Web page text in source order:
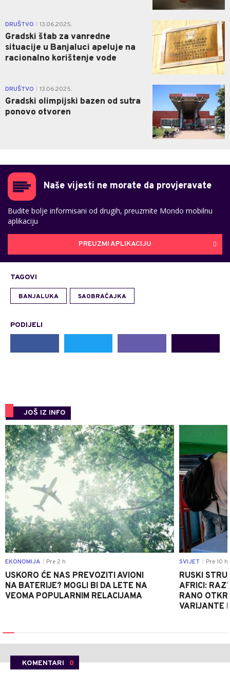
DRUŠTVO 13.06.2025.
Gradski štab za vanredne
situacije u Banjaluci apeluje na
racionalno korištenje vode
0
DRUŠTVO 13.06.2025.
Gradski olimpijski bazen od sutra
ponovo otvoren
0
Naše vijesti ne morate da provjeravate
Budite bolje informisani od drugih, preuzmite Mondo mobilnu
aplikaciju
PREUZMI APLIKACIJU
TAGOVI
BANJALUKA SAOBRAĆAJKA
PODIJELI
JOŠ IZ INFO
0
EKONOMIJA Pre 2 h
USKORO ĆE NAS PREVOZITI AVIONI
NA BATERIJE? MOGLI BI DA LETE NA
VEOMA POPULARNIM RELACIJAMA
SVIJET Pre 10 h
RUSKI
AFRICI:
RANO
VARIJANTE
KOMENTARI 0